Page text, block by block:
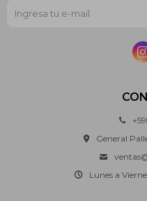
General
Lunes a